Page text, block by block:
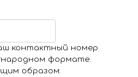
контактный номер
формате.
образом: